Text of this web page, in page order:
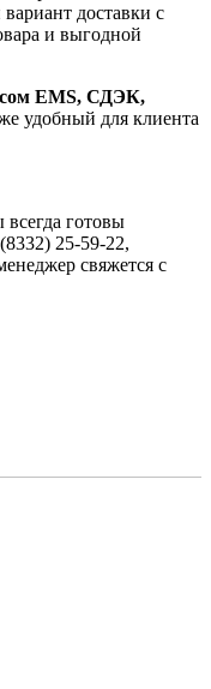
доставки с
и выгодной
EMS, СДЭК,
удобный для клиента
всегда готовы
25-59-22,
свяжется с